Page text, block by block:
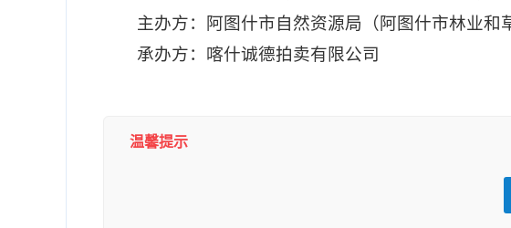
主办方：阿图什市自然资源局（阿图什市林业和
承办方：喀什诚德拍卖有限公司
温馨提示